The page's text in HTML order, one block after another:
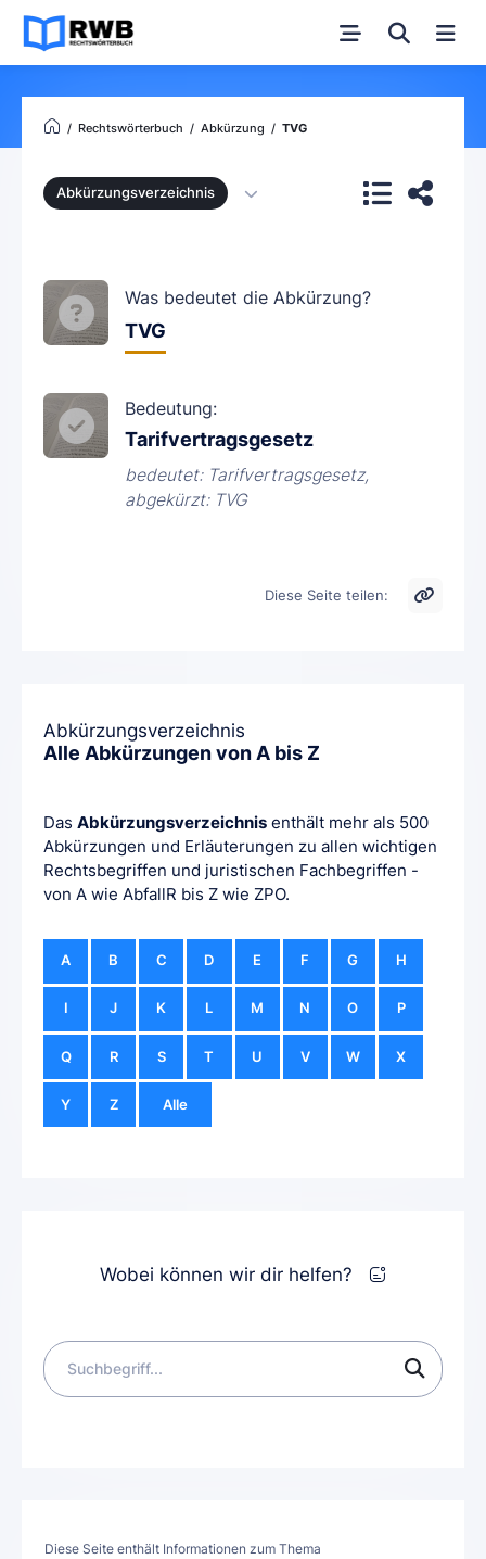
Rechtswörterbuch Abkürzung TVG
Abkürzungsverzeichnis
Was bedeutet die Abkürzung?
TVG
Bedeutung:
Tarifvertragsgesetz
bedeutet: Tarifvertragsgesetz,
abgekürzt: TVG
Diese Seite teilen:
Abkürzungsverzeichnis
Alle Abkürzungen von A bis Z
Das Abkürzungsverzeichnis enthält mehr als 500
Abkürzungen und Erläuterungen zu allen wichtigen
Rechtsbegriffen und juristischen Fachbegriffen -
von A wie AbfallR bis Z wie ZPO.
A B C D E F G H
I J K L M N O P
Q R S T U V W X
Y Z Alle
Wobei können wir dir helfen?
Diese Seite enthält Informationen zum Thema